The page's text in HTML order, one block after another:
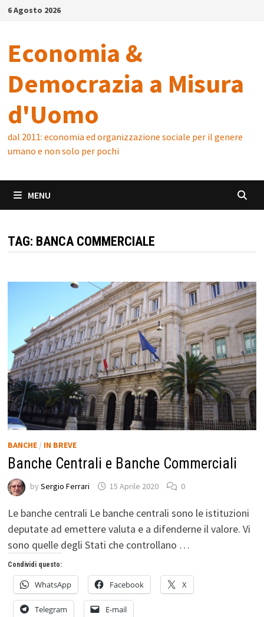
Skip6 Agosto 2026
Economia &
Democrazia a Misura
d'Uomo
dal 2011: economia ed organizzazione sociale per il genere
umano e non solo per pochi
MENU
TAG: BANCA COMMERCIALE
BANCHE/ IN BREVE
Banche Centrali e Banche Commerciali
by Sergio Ferrari 15 Aprile 2020 0
Le banche centrali Le banche centrali sono le istituzioni
deputate ad emettere valuta e a difenderne il valore. Vi
sono quelle degli Stati che controllano …
Condividi questo:
WhatsApp Facebook X
Telegram E-mail